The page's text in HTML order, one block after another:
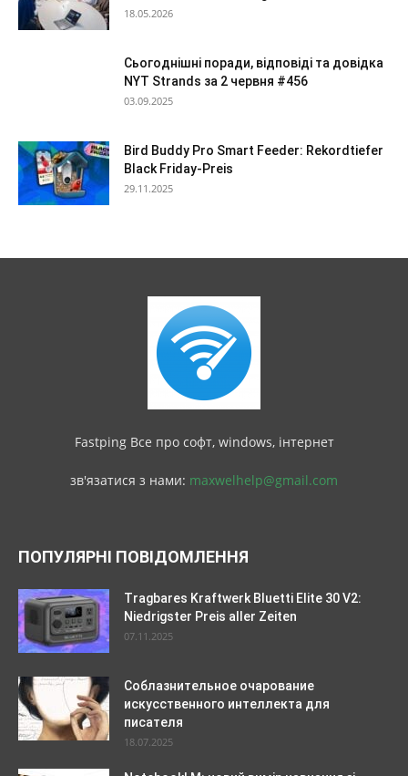
18.05.2026
Сьогоднішні поради, відповіді та довідка
NYT Strands за 2 червня #456
03.09.2025
Bird Buddy Pro Smart Feeder: Rekordtiefer
Black Friday-Preis
29.11.2025
Fastping Все про софт, windows, інтернет
зв'язатися з нами: maxwelhelp@gmail.com
ПОПУЛЯРНІ ПОВІДОМЛЕННЯ
Tragbares Kraftwerk Bluetti Elite 30 V2:
Niedrigster Preis aller Zeiten
07.11.2025
Соблазнительное очарование
искусственного интеллекта для
писателя
18.07.2025